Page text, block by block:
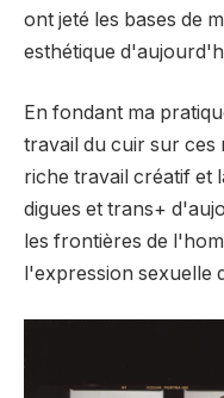
ont jeté les bases de
esthétique
En fondant ma
travail du cuir sur ces
riche travail créatif et
digues et trans+
les frontières de
l'expression sexuelle